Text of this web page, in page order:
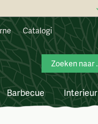
Catalogi
Barbecue Interieur